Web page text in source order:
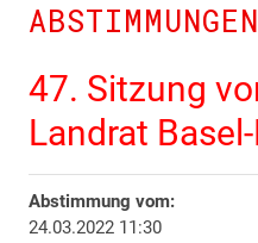
ABSTIMMUNGEN